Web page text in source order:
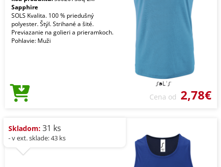
Sapphire
SOLS Kvalita. 100 % priedušný
polyester. Štýl. Strihané a šité.
Previazanie na golieri a prieramkoch.
Pohlavie: Muži
Cena od 2,78€
Skladom: 31 ks
- v ext. sklade: 43 ks